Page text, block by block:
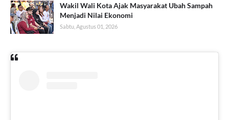
Wakil Wali Kota Ajak Masyarakat Ubah Sampah
Menjadi Nilai Ekonomi
Sabtu, Agustus 01, 2026